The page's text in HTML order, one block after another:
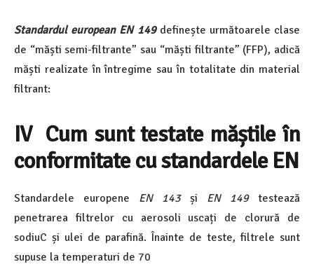
Standardul european EN 149 definește următoarele clase
de “măști semi-filtrante” sau “măști filtrante” (FFP), adică
măști realizate în întregime sau în totalitate din material
filtrant:
IV Cum sunt testate măștile în
conformitate cu standardele EN
Standardele europene EN 143 și EN 149 testează
penetrarea filtrelor cu aerosoli uscați de clorură de
sodiuC și ulei de parafină. Înainte de teste, filtrele sunt
supuse la temperaturi de 70